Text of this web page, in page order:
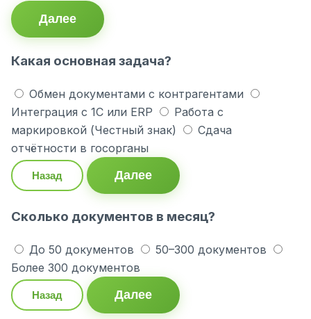
Далее
Какая основная задача?
Обмен документами с контрагентами
Интеграция с 1С или ERP
Работа с
маркировкой (Честный знак)
Сдача
отчётности в госорганы
Назад Далее
Сколько документов в месяц?
До 50 документов
50–300 документов
Более 300 документов
Назад Далее